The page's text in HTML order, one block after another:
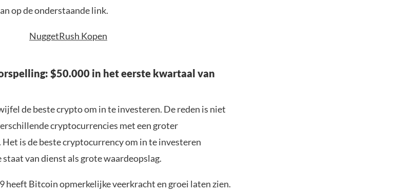
op de onderstaande link.
NuggetRush Kopen
$50.000 in het eerste kwartaal van
de beste crypto om in te investeren. De reden is niet
cryptocurrencies met een groter
is de beste cryptocurrency om in te investeren
van dienst als grote waardeopslag.
heeft Bitcoin opmerkelijke veerkracht en groei laten zien.